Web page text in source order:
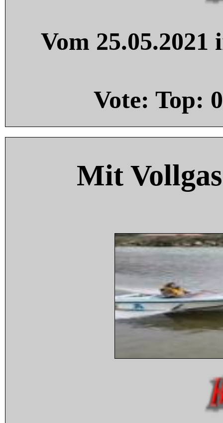
Vom
Vote: Top: 0
Mit